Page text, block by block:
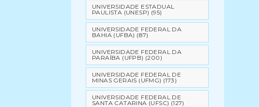
UNIVERSIDADE ESTADUAL
PAULISTA (UNESP) (95)
UNIVERSIDADE FEDERAL DA
BAHIA (UFBA) (87)
UNIVERSIDADE FEDERAL DA
PARAÍBA (UFPB) (200)
UNIVERSIDADE FEDERAL DE
MINAS GERAIS (UFMG) (173)
UNIVERSIDADE FEDERAL DE
SANTA CATARINA (UFSC) (127)